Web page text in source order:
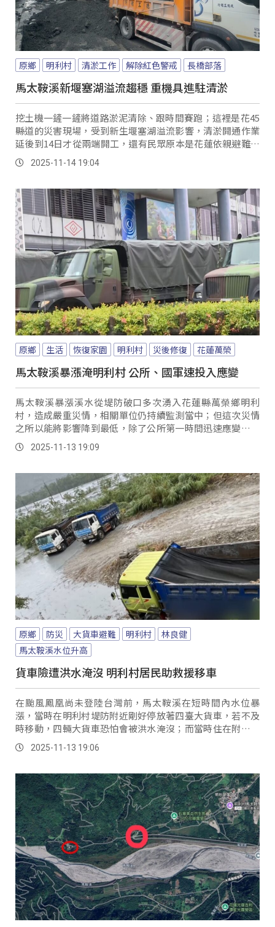
原鄉 明利村 清淤工作 解除紅色警戒 長橋部落
馬太鞍溪新堰塞湖溢流趨穩 重機具進駐清淤
挖土機一鏟一鏟將道路淤泥清除、跟時間賽跑；這裡是花45
縣道的災害現場，受到新生堰塞湖溢流影響，清淤開通作業
延後到14日才從兩端開工，還有民眾原本是花蓮依親避難，
是看到新聞之後才衝回來看看自己的家園。
2025-11-14 19:04
原鄉 生活 恢復家園 明利村 災後修復 花蓮萬榮
馬太鞍溪暴漲淹明利村 公所、國軍速投入應變
馬太鞍溪暴漲溪水從堤防破口多次湧入花蓮縣萬榮鄉明利
村，造成嚴重災情，相關單位仍持續監測當中；但這次災情
之所以能將影響降到最低，除了公所第一時間迅速應變，也
多虧有國軍弟兄立即投入協助。
2025-11-13 19:09
原鄉 防災 大貨車避難 明利村
林良健
馬太鞍溪水位升高
貨車險遭洪水淹沒 明利村居民助救援移車
在颱風鳳凰尚未登陸台灣前，馬太鞍溪在短時間內水位暴
漲，當時在明利村堤防附近剛好停放著四臺大貨車，若不及
時移動，四輛大貨車恐怕會被洪水淹沒；而當時住在附近的
村民林良健發現情況後，就第一時間趕赴現場，嘗試將車輛
移到安全處。
2025-11-13 19:06